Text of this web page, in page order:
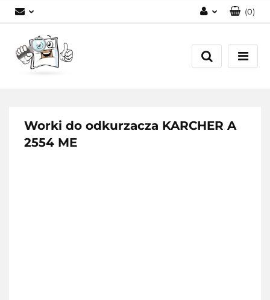
Zarejestruj się
(0)
Worki do odkurzacza KARCHER A
2554 ME